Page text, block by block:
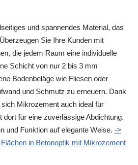
und spannendes Material, das
Sie Ihre Kunden mit
die jedem Raum eine individuelle
Schicht von nur 2 bis 3 mm
Bodenbeläge wie Fliesen oder
und Schmutz zu erneuern. Dank
Mikrozement auch ideal für
dort für eine zuverlässige Abdichtung.
und Funktion auf elegante Weise. ->
in Betonoptik mit Mikrozement